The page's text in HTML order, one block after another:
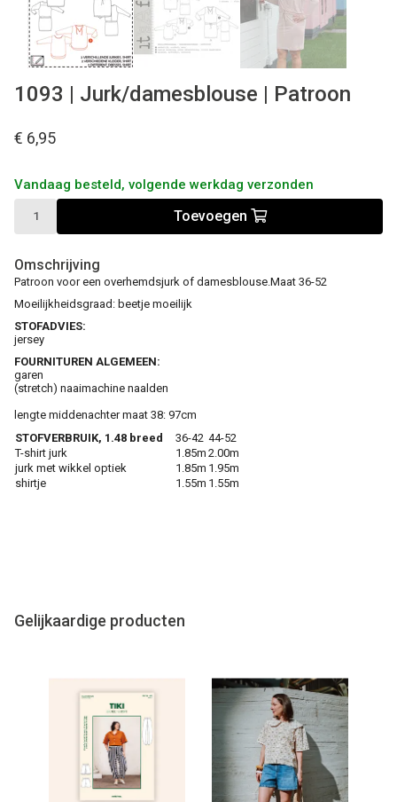
1093 | Jurk/damesblouse | Patroon
€ 6,95
Vandaag besteld, volgende werkdag verzonden
Toevoegen
Omschrijving
Patroon voor een overhemdsjurk of damesblouse.Maat 36-52
Moeilijkheidsgraad: beetje moeilijk
STOFADVIES:
jersey
FOURNITUREN ALGEMEEN:
garen
(stretch) naaimachine naalden
lengte middenachter maat 38: 97cm
STOFVERBRUIK, 1.48 breed
36-42 44-52
T-shirt jurk
1.85m 2.00m
jurk met wikkel optiek
1.85m 1.95m
shirtje
1.55m 1.55m
Gelijkaardige producten